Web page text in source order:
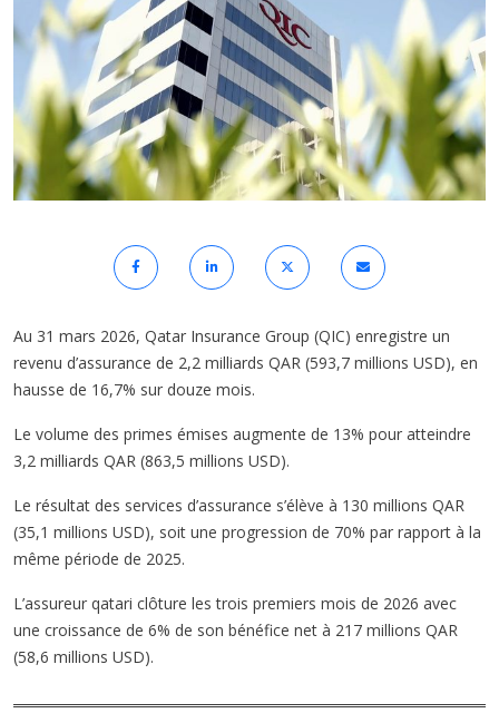
Au 31 mars 2026, Qatar Insurance Group (QIC) enregistre un
revenu d’assurance de 2,2 milliards QAR (593,7 millions USD), en
hausse de 16,7% sur douze mois.
Le volume des primes émises augmente de 13% pour atteindre
3,2 milliards QAR (863,5 millions USD).
Le résultat des services d’assurance s’élève à 130 millions QAR
(35,1 millions USD), soit une progression de 70% par rapport à la
même période de 2025.
L’assureur qatari clôture les trois premiers mois de 2026 avec
une croissance de 6% de son bénéfice net à 217 millions QAR
(58,6 millions USD).